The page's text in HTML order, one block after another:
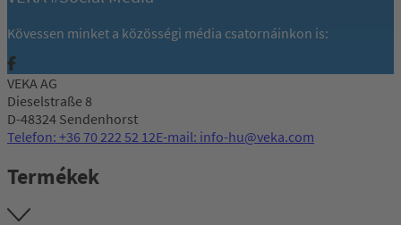
Kövessen minket a közösségi média csatornáinkon is:
VEKA AG
Dieselstraße 8
D-48324 Sendenhorst
Telefon: +36 70 222 52 12E-mail: info-hu@veka.com
Termékek